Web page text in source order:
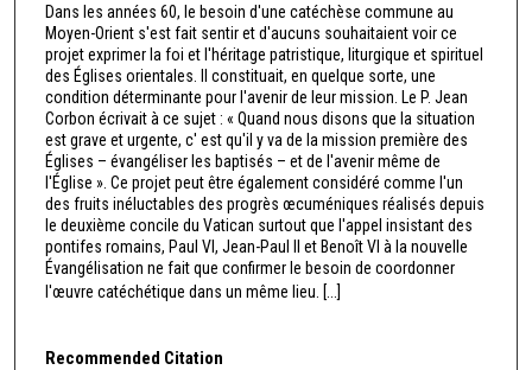
Dans les années 60, le besoin d'une catéchèse commune au
Moyen-Orient s'est fait sentir et d'aucuns souhaitaient voir ce
projet exprimer la foi et l'héritage patristique, liturgique et spirituel
des Églises orientales. Il constituait, en quelque sorte, une
condition déterminante pour l'avenir de leur mission. Le P. Jean
Corbon écrivait à ce sujet : « Quand nous disons que la situation
est grave et urgente, c' est qu'il y va de la mission première des
Églises – évangéliser les baptisés – et de l'avenir même de
l'Église ». Ce projet peut être également considéré comme l'un
des fruits inéluctables des progrès œcuméniques réalisés depuis
le deuxième concile du Vatican surtout que l'appel insistant des
pontifes romains, Paul VI, Jean-Paul II et Benoît VI à la nouvelle
Évangélisation ne fait que confirmer le besoin de coordonner
l'œuvre catéchétique dans un même lieu. [...]
Recommended Citation